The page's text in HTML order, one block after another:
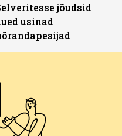
jõudsid
usinad